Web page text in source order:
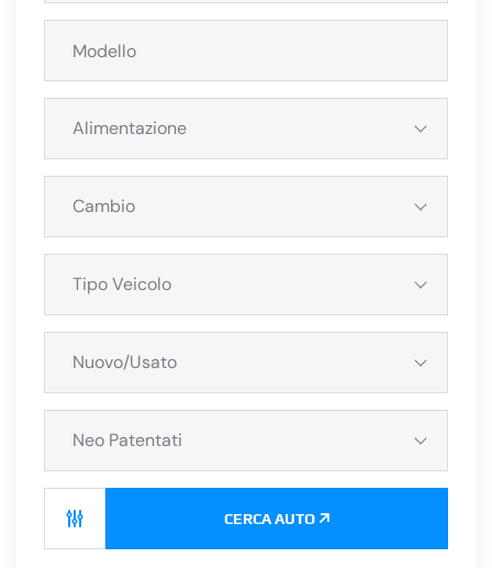
Alimentazione
Cambio
Tipo Veicolo
Nuovo/Usato
Neo Patentati
CERCA AUTO